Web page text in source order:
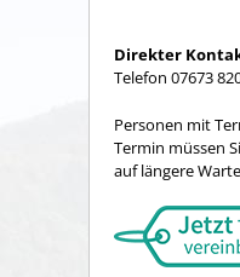
Direkter
Telefon 07673
Personen mit
Termin müssen
auf längere